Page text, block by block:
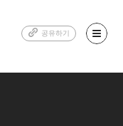
공유하기